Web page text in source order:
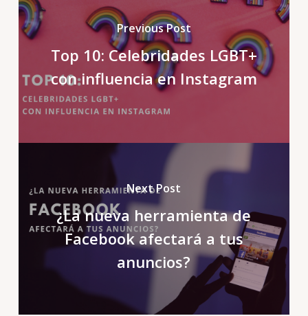
Previous Post
Top 10: Celebridades LGBT+
con influencia en Instagram
Next Post
¿La nueva herramienta de
Facebook afectará a tus
anuncios?